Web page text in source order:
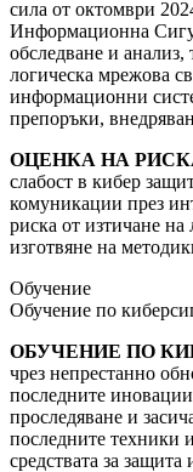
сила от октомври
Информационна
обследване и анализ,
логическа мрежова
информационни
препоръки,
ОЦЕНКА НА
слабост в кибер
комуникации през
риска от изтичане
изготвяне на
Обучение
Обучение по
ОБУЧЕНИЕ ПО
чрез непрестанно
последните
проследяване и
последните техники
средствата за